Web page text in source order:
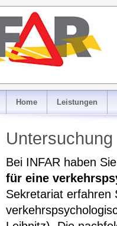
Home Leistungen
Bei INFAR haben
für eine
Sekretariat erfahren